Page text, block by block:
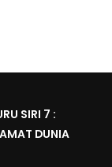
SIRI 7 :
DUNIA